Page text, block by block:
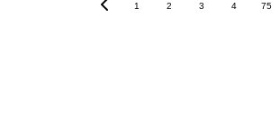
1 2 3 4 75